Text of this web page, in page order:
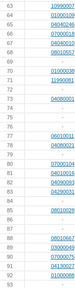
63
10990007
64
01000109
65
04040246
66
07000018
67
04040010
68
08010557
69
-
70
01000038
71
11990081
72
-
73
04080001
74
-
75
-
76
-
77
06010011
78
04080021
79
-
80
07000104
81
04010016
82
04090093
83
04290031
84
-
85
08010028
86
-
87
-
88
08010667
89
03000049
90
07000075
91
04130027
92
01000088
93
-